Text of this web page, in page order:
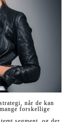
når de kan
forskellige